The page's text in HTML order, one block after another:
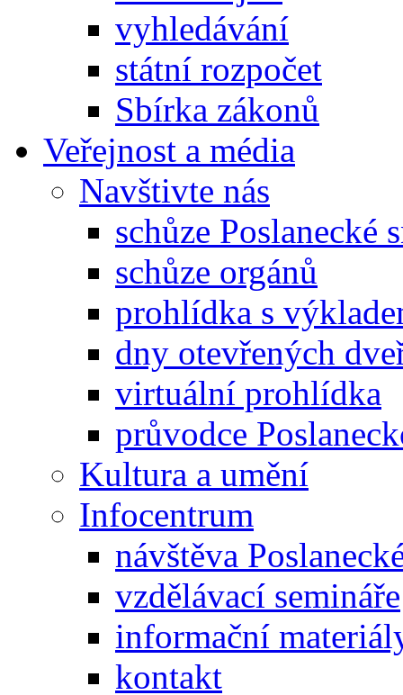
vyhledávání
státní rozpočet
Sbírka zákonů
Veřejnost a média
Navštivte nás
schůze Poslanecké
schůze orgánů
prohlídka s
dny otevřených
virtuální prohlídka
průvodce
Kultura a umění
Infocentrum
návštěva
vzdělávací semináře
informační
kontakt